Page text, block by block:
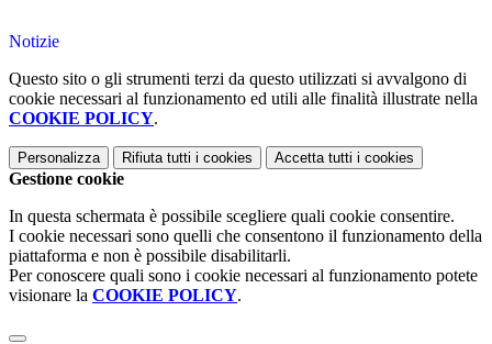
Notizie
Questo sito o gli strumenti terzi da questo utilizzati si avvalgono di
cookie necessari al funzionamento ed utili alle finalità illustrate nella
COOKIE POLICY.
Personalizza Rifiuta tutti i cookies Accetta tutti i cookies
Gestione cookie
In questa schermata è possibile scegliere quali cookie consentire.
I cookie necessari sono quelli che consentono il funzionamento della
piattaforma e non è possibile disabilitarli.
Per conoscere quali sono i cookie necessari al funzionamento potete
visionare la COOKIE POLICY.